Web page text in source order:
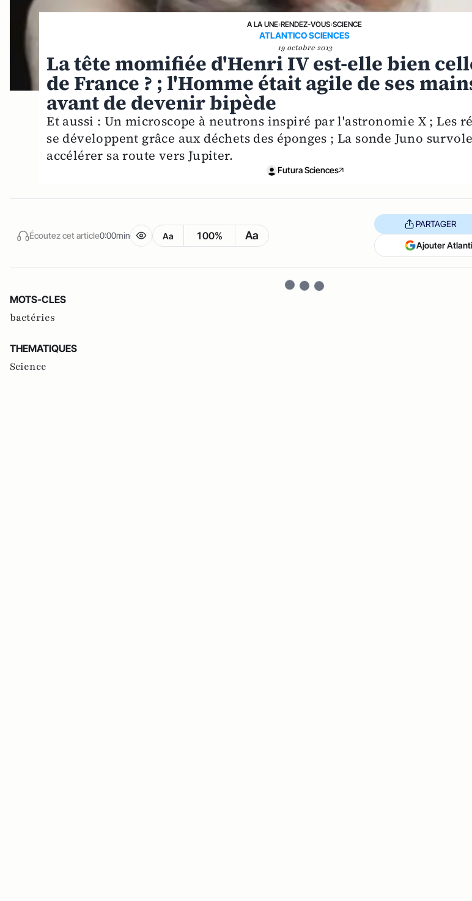
A LA UNE›RENDEZ-VOUS›SCIENCE
ATLANTICO SCIENCES
19 octobre 2013
La tête momifiée d'Henri IV est-elle bien
de France ? ; l'Homme était agile de ses
avant de devenir bipède
Et aussi : Un microscope à neutrons inspiré par l'astronomie X ; Les
se développent grâce aux déchets des éponges ; La sonde Juno
accélérer sa route vers Jupiter.
Futura Sciences
Écoutez cet article0:00min Aa 100% Aa
PARTAGER
Ajouter
MOTS-CLES
bactéries
THEMATIQUES
Science